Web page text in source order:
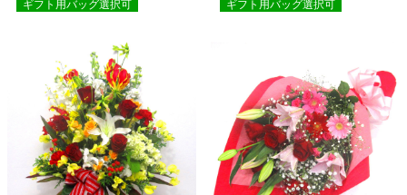
ギフト用バッグ選択可
ギフト用バッグ選択可